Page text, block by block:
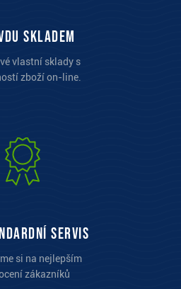
skladem
vlastní sklady s
zboží on-line.
servis
si na nejlepším
zákazníků